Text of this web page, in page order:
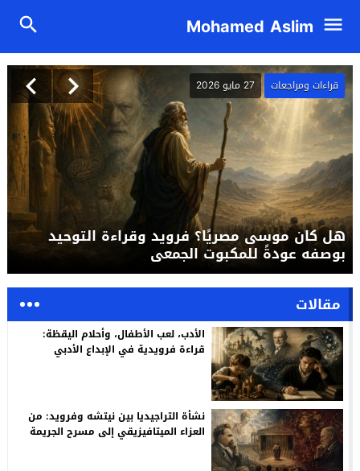
Mohamed Aslim
هل كان موسى مصريًا؟ فرويد وقراءة التوحيد
بوصفه عودةً للمكبوت الجمعي
قراءات ومراجعات 27 مايو 2026
مقالات
الأدب، لعب الأطفال، وأحلام اليقظة:
قراءة فرويدية في الإبداع الأدبي
نشأة التراجيديا بين نيتشه وفرويد: من
العزاء الميتافيزيقي إلى مسرح الجريمة